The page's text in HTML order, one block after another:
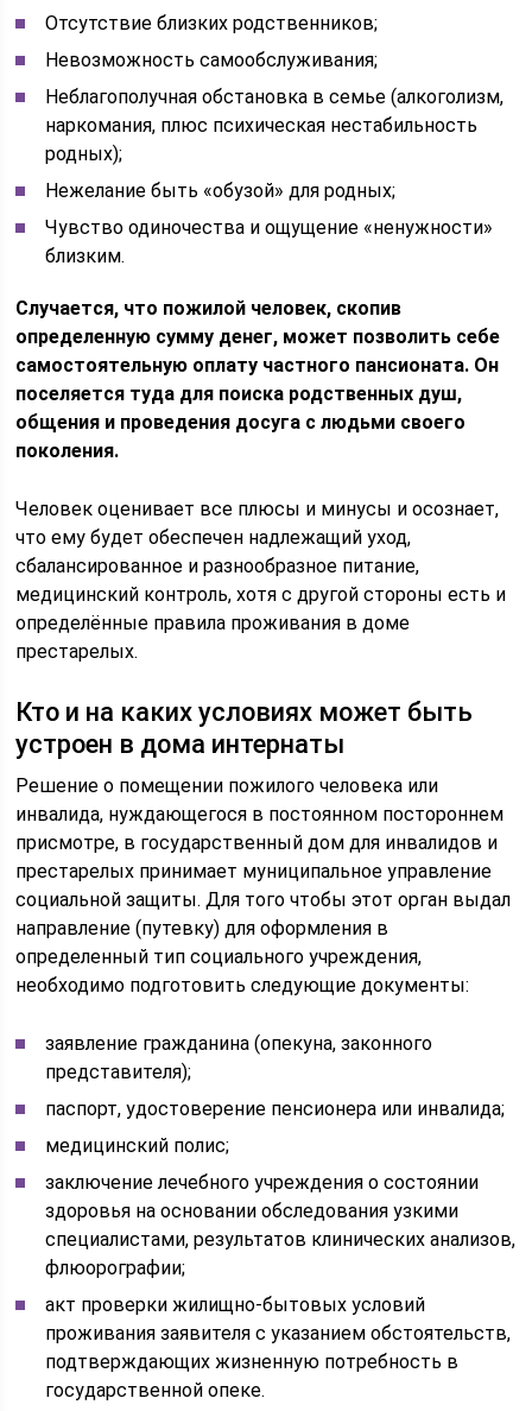
Отсутствие близких родственников;
Невозможность самообслуживания;
Неблагополучная обстановка в семье (алкоголизм,
наркомания, плюс психическая нестабильность
родных);
Нежелание быть «обузой» для родных;
Чувство одиночества и ощущение «ненужности»
близким.
Случается, что пожилой человек, скопив
определенную сумму денег, может позволить себе
самостоятельную оплату частного пансионата. Он
поселяется туда для поиска родственных душ,
общения и проведения досуга с людьми своего
поколения.
Человек оценивает все плюсы и минусы и осознает,
что ему будет обеспечен надлежащий уход,
сбалансированное и разнообразное питание,
медицинский контроль, хотя с другой стороны есть и
определённые правила проживания в доме
престарелых.
Кто и на каких условиях может быть
устроен в дома интернаты
Решение о помещении пожилого человека или
инвалида, нуждающегося в постоянном постороннем
присмотре, в государственный дом для инвалидов и
престарелых принимает муниципальное управление
социальной защиты. Для того чтобы этот орган выдал
направление (путевку) для оформления в
определенный тип социального учреждения,
необходимо подготовить следующие документы:
заявление гражданина (опекуна, законного
представителя);
паспорт, удостоверение пенсионера или инвалида;
медицинский полис;
заключение лечебного учреждения о состоянии
здоровья на основании обследования узкими
специалистами, результатов клинических анализов,
флюорографии;
акт проверки жилищно-бытовых условий
проживания заявителя с указанием обстоятельств,
подтверждающих жизненную потребность в
государственной опеке.